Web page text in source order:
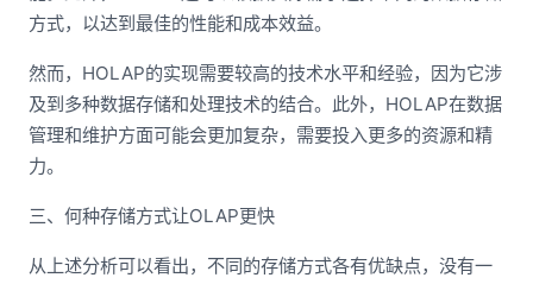
方式，以达到最佳的性能和成本效益。
然而，HOLAP的实现需要较高的技术水平和经验，因为它涉
及到多种数据存储和处理技术的结合。此外，HOLAP在数据
管理和维护方面可能会更加复杂，需要投入更多的资源和精
力。
三、何种存储方式让OLAP更快
从上述分析可以看出，不同的存储方式各有优缺点，没有一